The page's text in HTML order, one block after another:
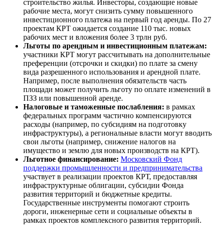
строительство жилья. Инвесторы, создающие новые
рабочие места, могут снизить сумму повышенного
инвестиционного платежа на первый год аренды. По 27
проектам КРТ ожидается создание 110 тыс. новых
рабочих мест и вложения более 3 трлн руб.
Льготы по арендным и инвестиционным платежам:
участники КРТ могут рассчитывать на дополнительные
преференции (отсрочки и скидки) по плате за смену
вида разрешенного использования и арендной плате.
Например, после выполнения обязательств часть
площади может получить льготу по оплате изменений в
ПЗЗ или повышенной аренде.
Налоговые и таможенные послабления: в рамках
федеральных программ частично компенсируются
расходы (например, по субсидиям на подготовку
инфраструктуры), а региональные власти могут вводить
свои льготы (например, снижение налогов на
имущество и землю для новых производств на КРТ).
Льготное финансирование: Московский Фонд
поддержки промышленности и предпринимательства
участвует в реализации проектов КРТ, предоставляя
инфраструктурные облигации, субсидии Фонда
развития территорий и бюджетные кредиты.
Государственные инструменты помогают строить
дороги, инженерные сети и социальные объекты в
рамках проектов комплексного развития территорий.